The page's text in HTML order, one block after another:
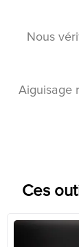
Nous
Aiguisage
Ces